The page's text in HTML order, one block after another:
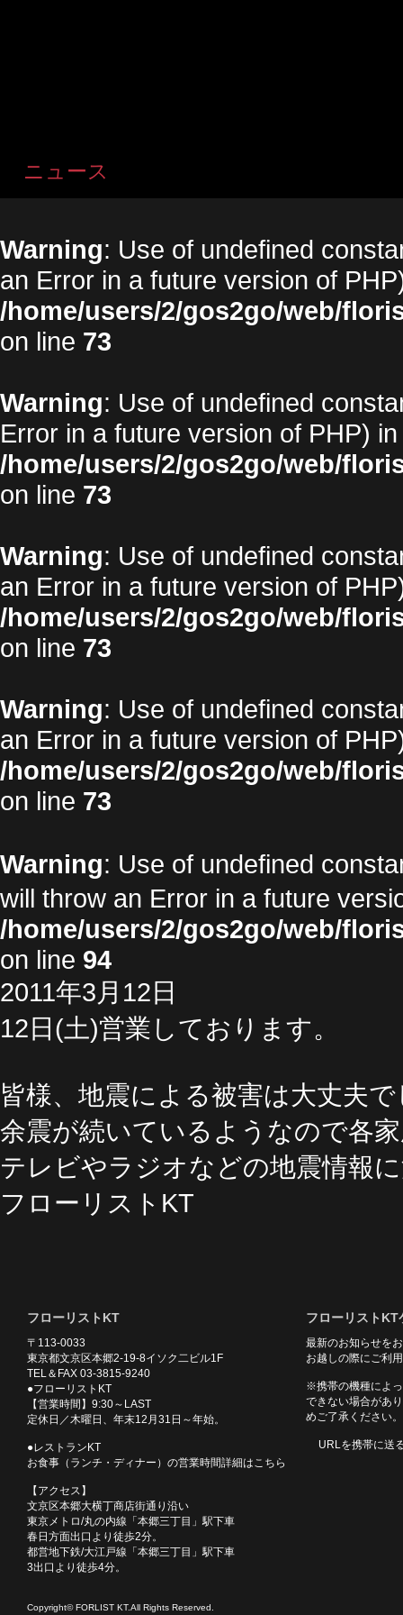
ニュース
Warning: Use of undefined
an Error in a future version of
/home/users/2/gos2go/web/
on line 73
Warning: Use of undefined
Error in a future version of PHP) in
/home/users/2/gos2go/web/
on line 73
Warning: Use of undefined
an Error in a future version of
/home/users/2/gos2go/web/
on line 73
Warning: Use of undefined
an Error in a future version of
/home/users/2/gos2go/web/
on line 73
Warning: Use of undefined
will throw an Error in a future
/home/users/2/gos2go/web/
on line 94
2011年3月12日
12日(土)営業しております。
皆様、地震による被害は大丈夫
余震が続いているようなので各
テレビやラジオなどの地震情報
フローリストKT
フローリストKT
〒113-0033
東京都文京区本郷2-19-8イソク二ビル1F
TEL＆FAX 03-3815-9240
●フローリストKT
【営業時間】9:30～LAST
定休日／木曜日、年末12月31日～年始。
●レストランKT
お食事（ランチ・ディナー）の営業時間詳細はこちら
【アクセス】
文京区本郷大横丁商店街通り沿い
東京メトロ/丸の内線「本郷三丁目」駅下車
春日方面出口より徒歩2分。
都営地下鉄/大江戸線「本郷三丁目」駅下車
3出口より徒歩4分。
フローリストKT
最新のお知らせを
お越しの際にご利
※携帯の機種によ
できない場合があ
めご了承ください。
URLを携帯に送
Copyright© FORLIST KT.All Rights Reserved.